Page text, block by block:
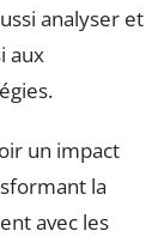
analyser et
aux
un impact
la
avec les